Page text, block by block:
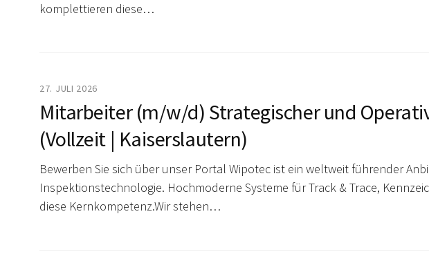
komplettieren diese…
27. JULI 2026
Mitarbeiter (m/w/d) Strategischer und
(Vollzeit | Kaiserslautern)
Bewerben Sie sich über unser Portal Wipotec ist ein weltweit führender
Inspektionstechnologie. Hochmoderne Systeme für Track & Trace,
diese Kernkompetenz.Wir stehen…